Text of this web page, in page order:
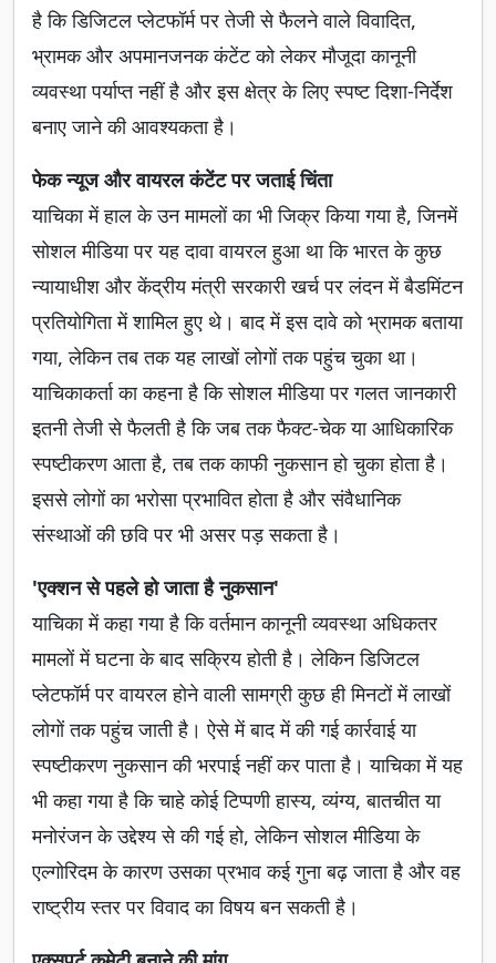
है कि डिजिटल प्लेटफॉर्म पर तेजी से फैलने वाले विवादित,
भ्रामक और अपमानजनक कंटेंट को लेकर मौजूदा कानूनी
व्यवस्था पर्याप्त नहीं है और इस क्षेत्र के लिए स्पष्ट दिशा-निर्देश
बनाए जाने की आवश्यकता है।
फेक न्यूज और वायरल कंटेंट पर जताई चिंता
याचिका में हाल के उन मामलों का भी जिक्र किया गया है, जिनमें
सोशल मीडिया पर यह दावा वायरल हुआ था कि भारत के कुछ
न्यायाधीश और केंद्रीय मंत्री सरकारी खर्च पर लंदन में बैडमिंटन
प्रतियोगिता में शामिल हुए थे। बाद में इस दावे को भ्रामक बताया
गया, लेकिन तब तक यह लाखों लोगों तक पहुंच चुका था।
याचिकाकर्ता का कहना है कि सोशल मीडिया पर गलत जानकारी
इतनी तेजी से फैलती है कि जब तक फैक्ट-चेक या आधिकारिक
स्पष्टीकरण आता है, तब तक काफी नुकसान हो चुका होता है।
इससे लोगों का भरोसा प्रभावित होता है और संवैधानिक
संस्थाओं की छवि पर भी असर पड़ सकता है।
'एक्शन से पहले हो जाता है नुकसान'
याचिका में कहा गया है कि वर्तमान कानूनी व्यवस्था अधिकतर
मामलों में घटना के बाद सक्रिय होती है। लेकिन डिजिटल
प्लेटफॉर्म पर वायरल होने वाली सामग्री कुछ ही मिनटों में लाखों
लोगों तक पहुंच जाती है। ऐसे में बाद में की गई कार्रवाई या
स्पष्टीकरण नुकसान की भरपाई नहीं कर पाता है। याचिका में यह
भी कहा गया है कि चाहे कोई टिप्पणी हास्य, व्यंग्य, बातचीत या
मनोरंजन के उद्देश्य से की गई हो, लेकिन सोशल मीडिया के
एल्गोरिदम के कारण उसका प्रभाव कई गुना बढ़ जाता है और वह
राष्ट्रीय स्तर पर विवाद का विषय बन सकती है।